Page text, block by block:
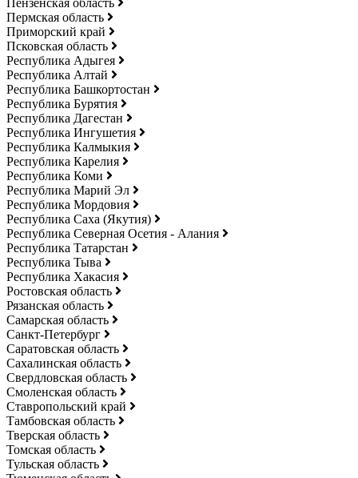
Пензенская область
Пермская область
Приморский край
Псковская область
Республика Адыгея
Республика Алтай
Республика Башкортостан
Республика Бурятия
Республика Дагестан
Республика Ингушетия
Республика Калмыкия
Республика Карелия
Республика Коми
Республика Марий Эл
Республика Мордовия
Республика Саха (Якутия)
Республика Северная Осетия - Алания
Республика Татарстан
Республика Тыва
Республика Хакасия
Ростовская область
Рязанская область
Самарская область
Санкт-Петербург
Саратовская область
Сахалинская область
Свердловская область
Смоленская область
Ставропольский край
Тамбовская область
Тверская область
Томская область
Тульская область